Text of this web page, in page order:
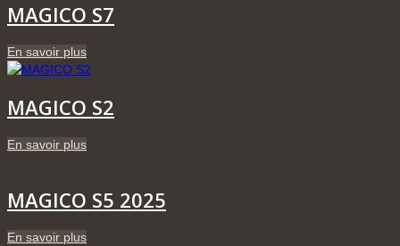
MAGICO S7
En savoir plus
MAGICO S2
En savoir plus
MAGICO S5 2025
En savoir plus